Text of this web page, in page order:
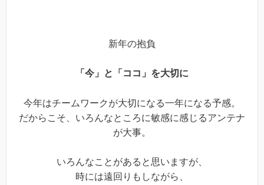
新年の抱負
「今」と「ココ」を大切に
今年はチームワークが大切になる一年になる予感。
だからこそ、いろんなところに敏感に感じるアンテナ
が大事。
いろんなことがあると思いますが、
時には遠回りもしながら、